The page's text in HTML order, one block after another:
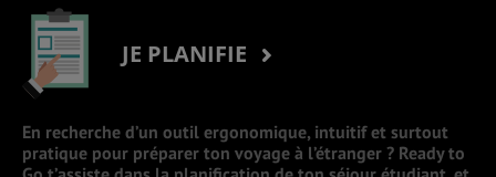
JE PLANIFIE
En recherche d’un outil ergonomique, intuitif et surtout
pratique pour préparer ton voyage à l’étranger ? Ready to